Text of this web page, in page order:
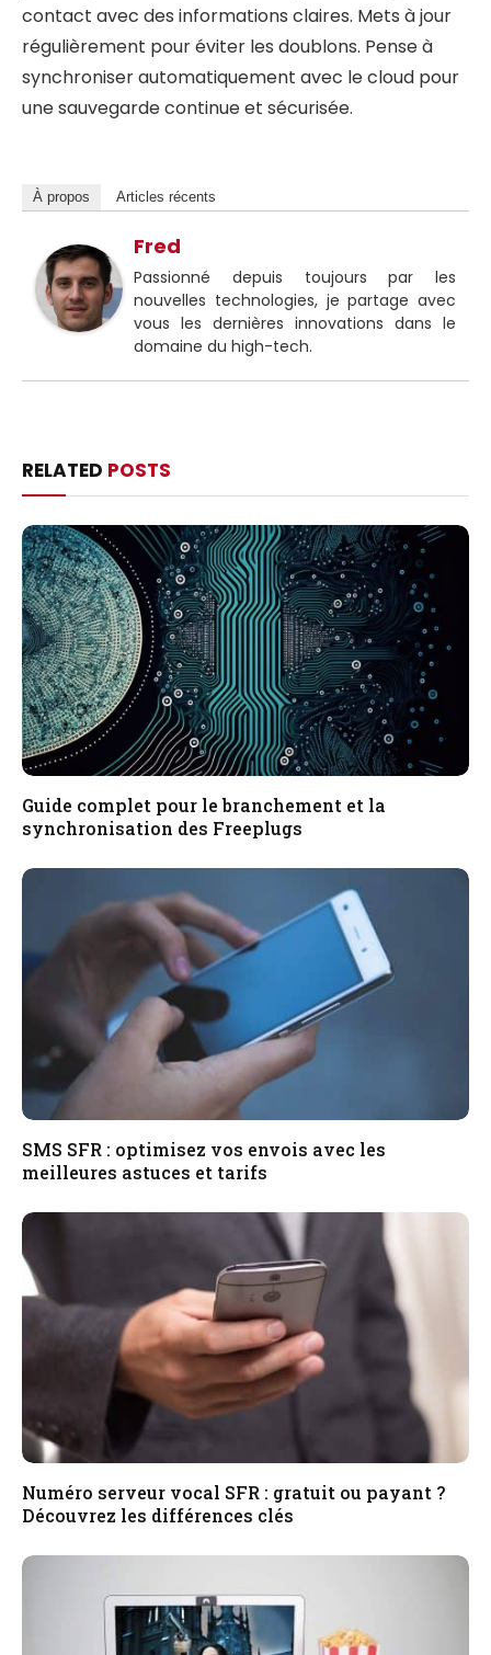
contact avec des informations claires. Mets à jour
régulièrement pour éviter les doublons. Pense à
synchroniser automatiquement avec le cloud pour
une sauvegarde continue et sécurisée.
À propos Articles récents
Fred
Passionné depuis toujours par les
nouvelles technologies, je partage avec
vous les dernières innovations dans le
domaine du high-tech.
RELATED POSTS
Guide complet pour le branchement et la
synchronisation des Freeplugs
SMS SFR : optimisez vos envois avec les
meilleures astuces et tarifs
Numéro serveur vocal SFR : gratuit ou payant ?
Découvrez les différences clés